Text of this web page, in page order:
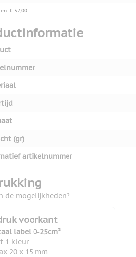
€ 52,00
(gr)
artikelnummer
de mogelijkheden?
voorkant
label 0-25cm²
1 kleur
20 x 15 mm